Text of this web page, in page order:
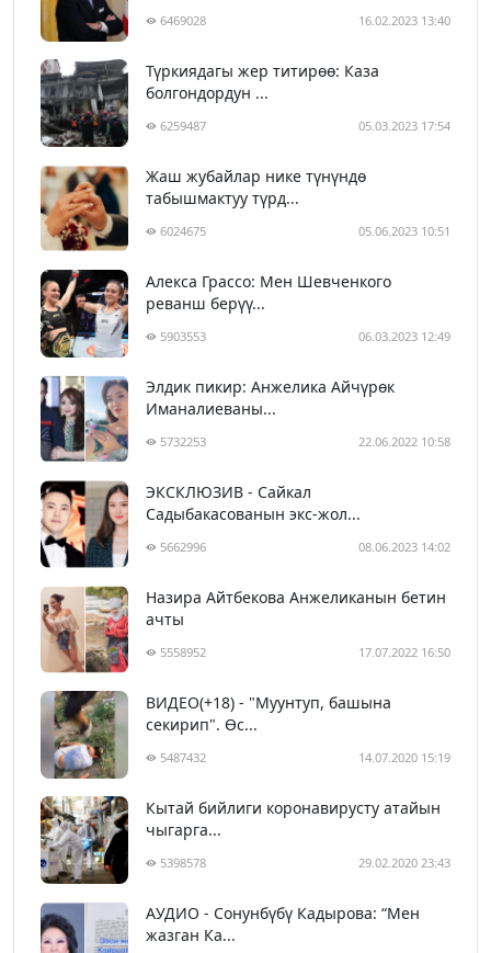
6469028 16.02.2023 13:40
Түркиядагы жер титирөө: Каза
болгондордун ...
6259487 05.03.2023 17:54
Жаш жубайлар нике түнүндө
табышмактуу түрд...
6024675 05.06.2023 10:51
Алекса Грассо: Мен Шевченкого
реванш берүү...
5903553 06.03.2023 12:49
Элдик пикир: Анжелика Айчүрөк
Иманалиеваны...
5732253 22.06.2022 10:58
ЭКСКЛЮЗИВ - Сайкал
Садыбакасованын экс-жол...
5662996 08.06.2023 14:02
Назира Айтбекова Анжеликанын бетин
ачты
5558952 17.07.2022 16:50
ВИДЕО(+18) - "Муунтуп, башына
секирип". Өс...
5487432 14.07.2020 15:19
Кытай бийлиги коронавирусту атайын
чыгарга...
5398578 29.02.2020 23:43
АУДИО - Сонунбүбү Кадырова: “Мен
жазган Ка...